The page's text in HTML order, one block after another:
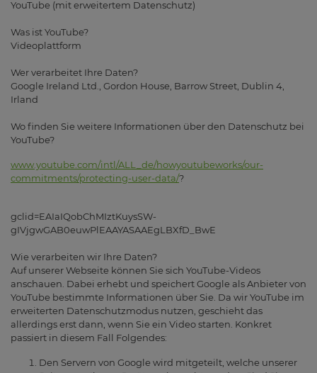
YouTube (mit erweitertem Datenschutz)
Was ist YouTube?
Videoplattform
Wer verarbeitet Ihre Daten?
Google Ireland Ltd., Gordon House, Barrow Street, Dublin 4,
Irland
Wo finden Sie weitere Informationen über den Datenschutz bei
YouTube?
www.youtube.com/intl/ALL_de/howyoutubeworks/our-
commitments/protecting-user-data/?
gclid=EAIaIQobChMIztKuysSW-
gIVjgwGAB0euwPlEAAYASAAEgLBXfD_BwE
Wie verarbeiten wir Ihre Daten?
Auf unserer Webseite können Sie sich YouTube-Videos
anschauen. Dabei erhebt und speichert Google als Anbieter von
YouTube bestimmte Informationen über Sie. Da wir YouTube im
erweiterten Datenschutzmodus nutzen, geschieht das
allerdings erst dann, wenn Sie ein Video starten. Konkret
passiert in diesem Fall Folgendes:
Den Servern von Google wird mitgeteilt, welche unserer